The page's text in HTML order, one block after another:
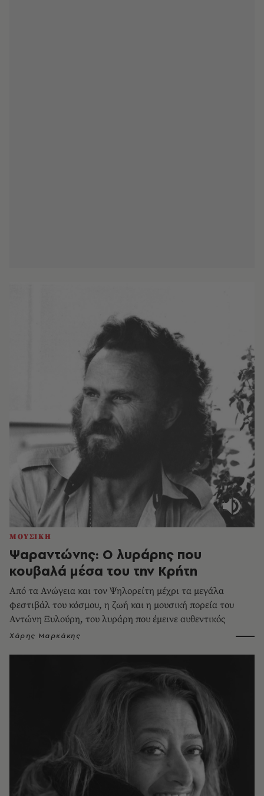
ΜΟΥΣΙΚΗ
Ψαραντώνης: Ο λυράρης που
κουβαλά μέσα του την Κρήτη
Από τα Ανώγεια και τον Ψηλορείτη μέχρι τα μεγάλα
φεστιβάλ του κόσμου, η ζωή και η μουσική πορεία του
Αντώνη Ξυλούρη, του λυράρη που έμεινε αυθεντικός
Χάρης Μαρκάκης